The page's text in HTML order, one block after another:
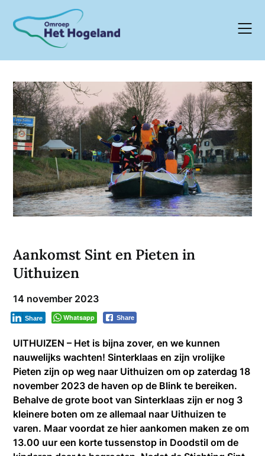
content
Aankomst Sint en Pieten in
Uithuizen
14 november 2023
Whatsapp Share
Share
UITHUIZEN – Het is bijna zover, en we kunnen
nauwelijks wachten! Sinterklaas en zijn vrolijke
Pieten zijn op weg naar Uithuizen om op zaterdag 18
november 2023 de haven op de Blink te bereiken.
Behalve de grote boot van Sinterklaas zijn er nog 3
kleinere boten om ze allemaal naar Uithuizen te
varen. Maar voordat ze hier aankomen maken ze om
13.00 uur een korte tussenstop in Doodstil om de